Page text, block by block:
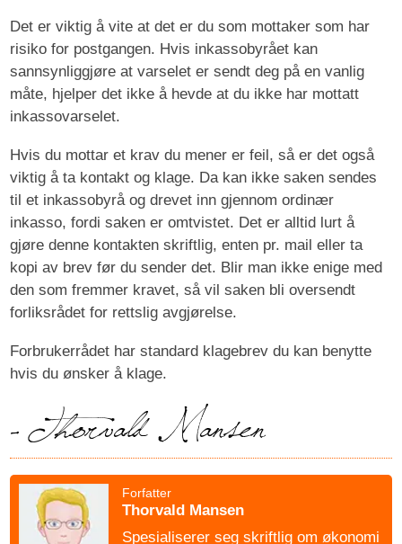
Det er viktig å vite at det er du som mottaker som har
risiko for postgangen. Hvis inkassobyrået kan
sannsynliggjøre at varselet er sendt deg på en vanlig
måte, hjelper det ikke å hevde at du ikke har mottatt
inkassovarselet.
Hvis du mottar et krav du mener er feil, så er det også
viktig å ta kontakt og klage. Da kan ikke saken sendes
til et inkassobyrå og drevet inn gjennom ordinær
inkasso, fordi saken er omtvistet. Det er alltid lurt å
gjøre denne kontakten skriftlig, enten pr. mail eller ta
kopi av brev før du sender det. Blir man ikke enige med
den som fremmer kravet, så vil saken bli oversendt
forliksrådet for rettslig avgjørelse.
Forbrukerrådet har standard klagebrev du kan benytte
hvis du ønsker å klage.
Forfatter
Thorvald Mansen
Spesialiserer seg skriftlig om økonomi